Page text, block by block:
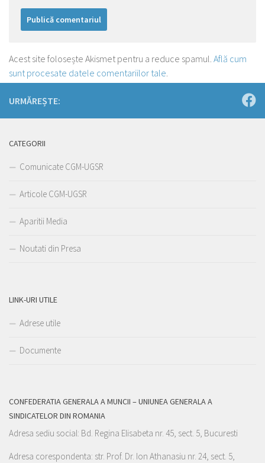
Acest site folosește Akismet pentru a reduce spamul. Află cum
sunt procesate datele comentariilor tale.
URMĂREȘTE:
CATEGORII
Comunicate CGM-UGSR
Articole CGM-UGSR
Aparitii Media
Noutati din Presa
LINK-URI UTILE
Adrese utile
Documente
CONFEDERATIA GENERALA A MUNCII – UNIUNEA GENERALA A
SINDICATELOR DIN ROMANIA
Adresa sediu social: Bd. Regina Elisabeta nr. 45, sect. 5, Bucuresti
Adresa corespondenta: str. Prof. Dr. Ion Athanasiu nr. 24, sect. 5,